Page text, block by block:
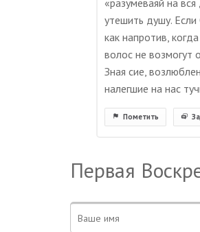
«разумеваяй на
утешить душу.
как напротив,
волос не возмогут
Зная сие,
налегшие на нас
Пометить
Первая